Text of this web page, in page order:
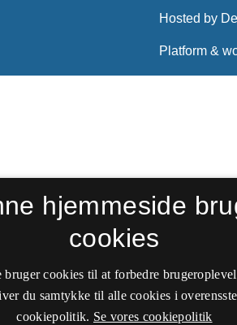
hjemmeside
cookies
bruger cookies til at forbedre
du samtykke til alle cookies i
cookiepolitik. Se vores cookiepolitik